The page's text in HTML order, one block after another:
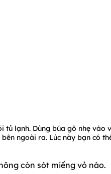
tủ lạnh. Dùng búa gõ nhẹ vào
ngoài ra. Lúc này bạn có
còn sót miếng vỏ nào.